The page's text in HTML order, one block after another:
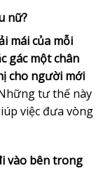
nữ?
mái của mỗi
gác một chân
cho người mới
tư thế này
việc đưa vòng
vào bên trong